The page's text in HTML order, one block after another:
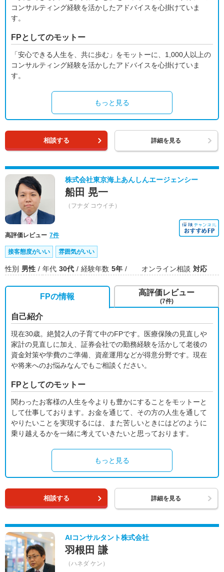
コンサルティング経験を活かしたアドバイスを心掛けていま
す。
FPとしてのモットー
「安心できる人生を、共に歩む」をモットーに、1,000人以上の
コンサルティング経験を活かしたアドバイスを心掛けていま
す。
もっと見る
相談する 詳細を見る
株式会社東京海上あんしんエージェンシー
船田 晃一
（フナダ コウイチ）
高評価レビュー 7件
接客態度がいい 雰囲気がいい
性別 男性 年代 30代 経験年数 5年 オンライン相談 対応
FPの情報
自己紹介
現在30歳。絶賛2人の子育て中のFPです。医療保険の見直しや
家計の見直しに加え、証券会社での勤務経験を活かして老後の
資金対策や学費のご準備、資産運用などが得意分野です。現在
や将来へのお悩みなんでもご相談ください。
FPとしてのモットー
関わったお客様の人生を今よりも豊かにすることをモットーと
して仕事しております。お金を通じて、その方の人生を通して
やりたいことを実現するには、また苦しいときにはどのように
乗り越えるかを一緒に考えていきたいと思っております。
もっと見る
高評価レビュー
(7件)
相談する 詳細を見る
AIコンサルタント株式会社
羽根田 謙
（ハネダ ケン）